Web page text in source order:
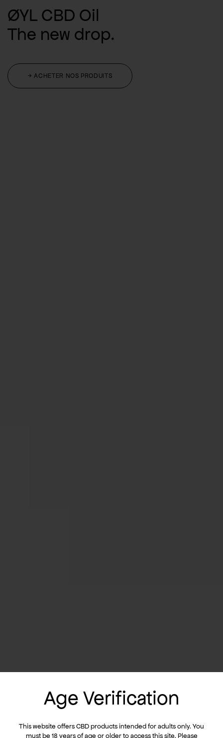
Age Verification
This website offers CBD products intended for adults only. You
must be 18 years of age or older to access this site. Please
ØYL CBD Oil
The new drop.
→ ACHETER NOS PRODUITS